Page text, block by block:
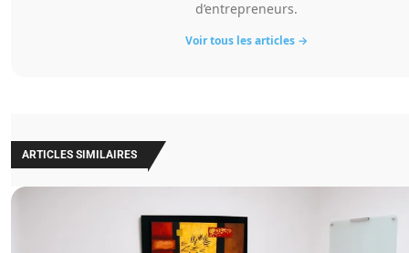
d’entrepreneurs.
Voir tous les articles →
ARTICLES SIMILAIRES